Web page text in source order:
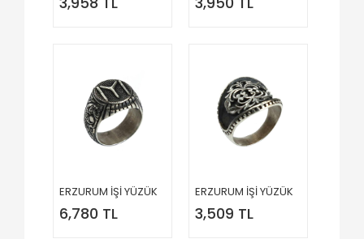
ERZURUM İŞİ YÜZÜK
6,780 TL
ERZURUM İŞİ YÜZÜK
3,509 TL